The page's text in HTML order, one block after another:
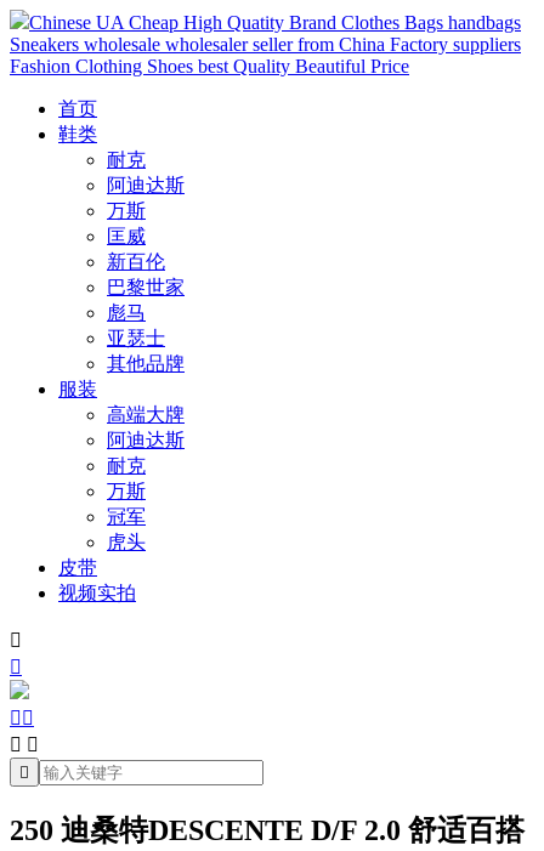
Chinese UA Cheap High Quatity Brand Clothes Bags handbags
Sneakers wholesale wholesaler seller from China Factory suppliers
Fashion Clothing Shoes best Quality Beautiful Price
首页
鞋类
耐克
阿迪达斯
万斯
匡威
新百伦
巴黎世家
彪马
亚瑟士
其他品牌
服装
高端大牌
阿迪达斯
耐克
万斯
冠军
虎头
皮带
视频实拍


 
 

250 迪桑特DESCENTE D/F 2.0 舒适百搭